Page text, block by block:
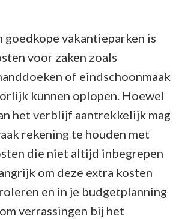
goedkope vakantieparken is
voor zaken zoals
of eindschoonmaak
kunnen oplopen. Hoewel
het verblijf aantrekkelijk mag
rekening te houden met
die niet altijd inbegrepen
om deze extra kosten
en in je budgetplanning
verrassingen bij het